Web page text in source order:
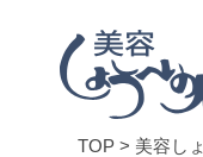
TOP > 美容し